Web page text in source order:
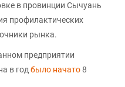
в провинции Сычуань
профилактических
рынка.
предприятии
в год было начато8